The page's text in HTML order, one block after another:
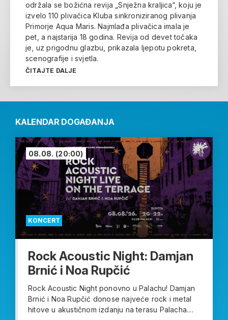
održala se božićna revija „Snježna kraljica“, koju je
izvelo 110 plivačica Kluba sinkroniziranog plivanja
Primorje Aqua Maris. Najmlađa plivačica imala je
pet, a najstarija 18 godina. Revija od devet točaka
je, uz prigodnu glazbu, prikazala ljepotu pokreta,
scenografije i svjetla.
ČITAJTE DALJE
KALENDAR DOGAĐANJA
KONCERT
08.08. (20:00)
Rock Acoustic Night: Damjan
Brnić i Noa Rupčić
Rock Acoustic Night ponovno u Palachu! Damjan
Brnić i Noa Rupčić donose najveće rock i metal
hitove u akustičnom izdanju na terasu Palacha....